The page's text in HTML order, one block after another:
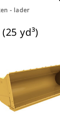
- lader
yd³)